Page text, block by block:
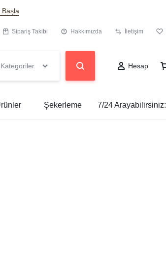
Başla
Sipariş Takibi Hakkımızda İletişim
Hesap
Şekerleme 7/24 Arayabilirsiniz: